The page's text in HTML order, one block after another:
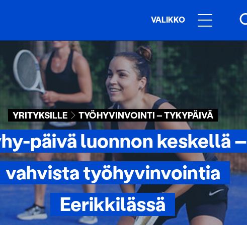
VALIKKO
YRITYKSILLE TYÖHYVINVOINTI – TYKYPÄIVÄ
päivä luonnon keskellä –
vahvista työhyvinvointia
Eerikkilässä